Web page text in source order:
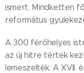
ismert. Mindketten
református
A 300 férőhelyes
az új hitre tértek
lemeszelték. A XVII.